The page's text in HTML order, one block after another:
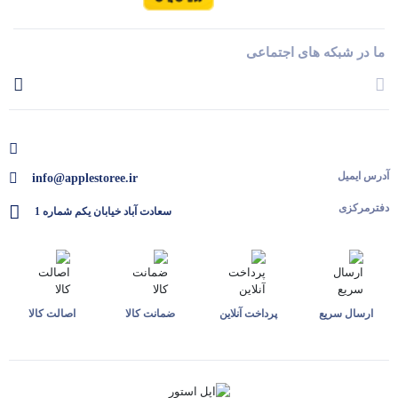
ما در شبکه های اجتماعی
آدرس ایمیل
دفترمرکزی
info@applestoree.ir
سعادت آباد خیابان یکم شماره 1
ارسال سریع پرداخت آنلاین ضمانت کالا اصالت کالا